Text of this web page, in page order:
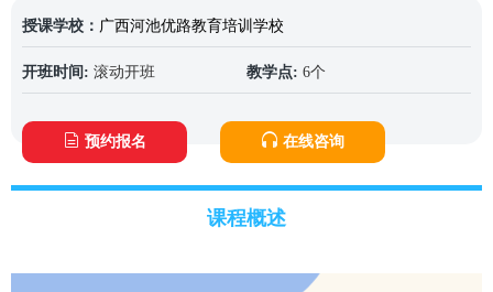
授课学校： 广西河池优路教育培训学校
开班时间: 滚动开班 教学点: 6个
预约报名 在线咨询
课程概述